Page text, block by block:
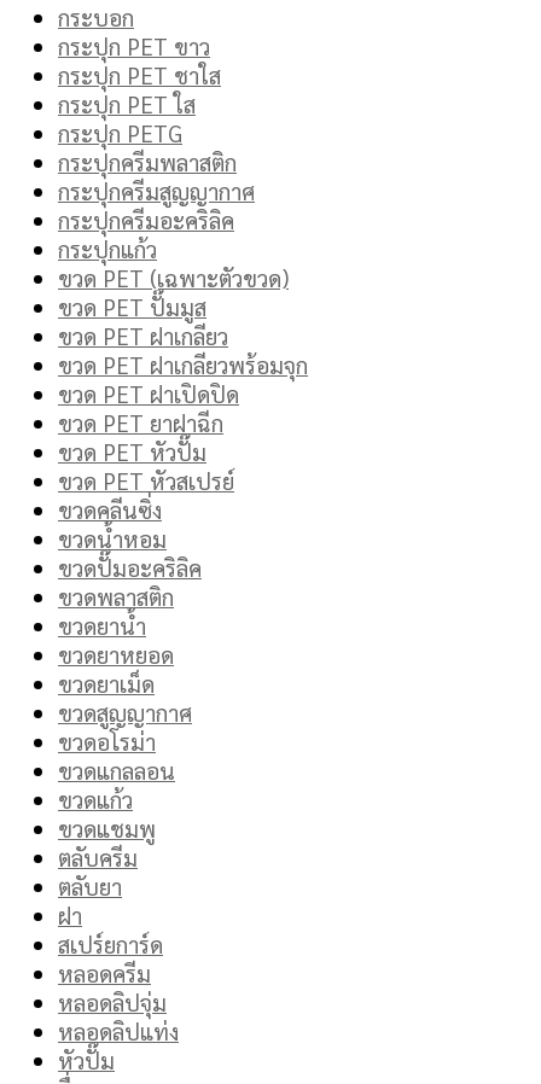
กระบอก
กระปุก PET ขาว
กระปุก PET ชาใส
กระปุก PET ใส
กระปุก PETG
กระปุกครีมพลาสติก
กระปุกครีมสูญญากาศ
กระปุกครีมอะคริลิค
กระปุกแก้ว
ขวด PET (เฉพาะตัวขวด)
ขวด PET ปั๊มมูส
ขวด PET ฝาเกลียว
ขวด PET ฝาเกลียวพร้อมจุก
ขวด PET ฝาเปิดปิด
ขวด PET ยาฝาฉีก
ขวด PET หัวปั๊ม
ขวด PET หัวสเปรย์
ขวดคลีนซิ่ง
ขวดน้ำหอม
ขวดปั๊มอะคริลิค
ขวดพลาสติก
ขวดยาน้ำ
ขวดยาหยอด
ขวดยาเม็ด
ขวดสูญญากาศ
ขวดอโรม่า
ขวดแกลลอน
ขวดแก้ว
ขวดแชมพู
ตลับครีม
ตลับยา
ฝา
สเปร์ยการ์ด
หลอดครีม
หลอดลิปจุ่ม
หลอดลิปแท่ง
หัวปั๊ม